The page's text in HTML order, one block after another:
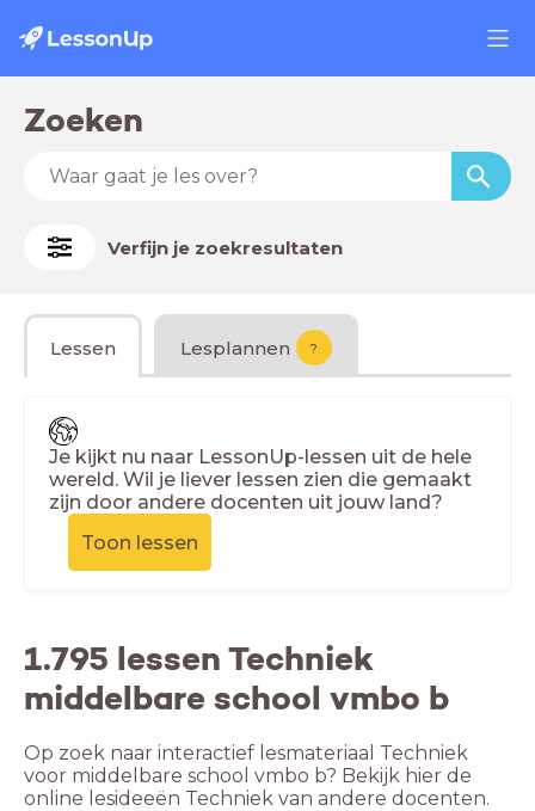
Zoeken
Verfijn je zoekresultaten
Lessen Lesplannen ?
Je kijkt nu naar LessonUp-lessen uit de hele
wereld. Wil je liever lessen zien die gemaakt
zijn door andere docenten uit jouw land?
Toon lessen
1.795 lessen Techniek
middelbare school vmbo b
Op zoek naar interactief lesmateriaal Techniek
voor middelbare school vmbo b? Bekijk hier de
online lesideeën Techniek van andere docenten.